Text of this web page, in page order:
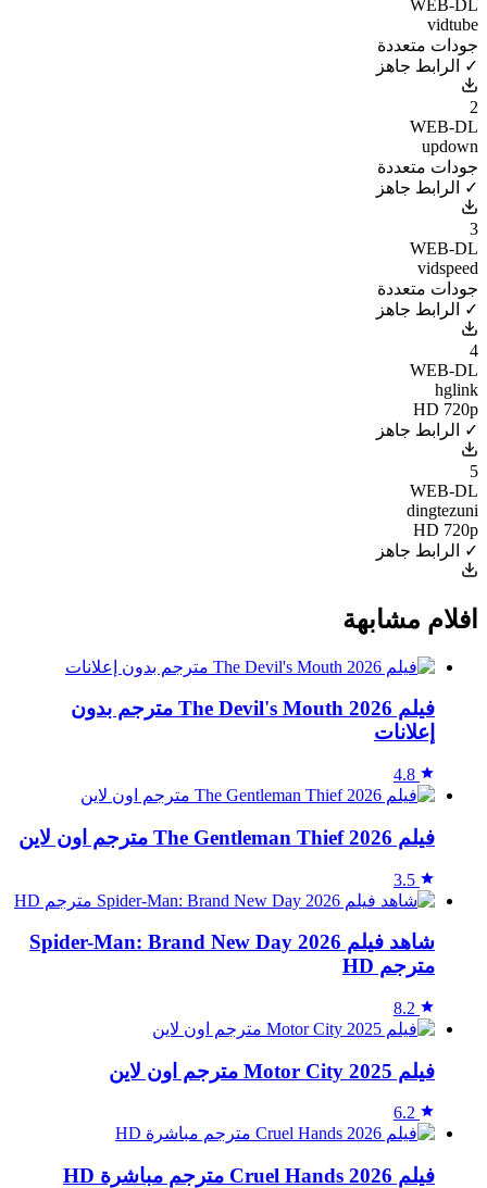
WEB-DL
vidtube
جودات متعددة
✓ الرابط جاهز
2
WEB-DL
updown
جودات متعددة
✓ الرابط جاهز
3
WEB-DL
vidspeed
جودات متعددة
✓ الرابط جاهز
4
WEB-DL
hglink
HD 720p
✓ الرابط جاهز
5
WEB-DL
dingtezuni
HD 720p
✓ الرابط جاهز
افلام مشابهة
فيلم The Devil's Mouth 2026 مترجم بدون
إعلانات
4.8
فيلم The Gentleman Thief 2026 مترجم اون لاين
3.5
شاهد فيلم Spider-Man: Brand New Day 2026
مترجم HD
8.2
فيلم Motor City 2025 مترجم اون لاين
6.2
فيلم Cruel Hands 2026 مترجم مباشرة HD